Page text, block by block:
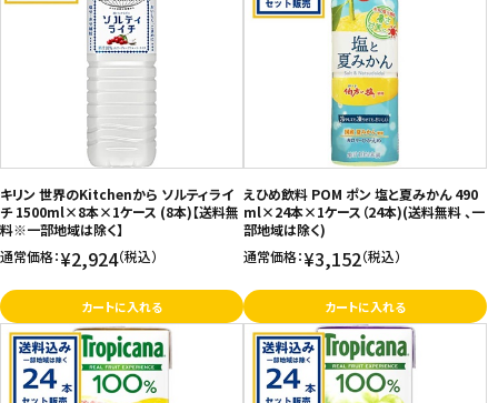
キリン 世界のKitchenから ソルティライ
チ 1500ml×8本×1ケース (8本)【送料無
料※一部地域は除く】
通常価格：¥2,924（税込）
カートに入れる
えひめ飲料 POM ポン 塩と夏みかん 490
ml×24本×1ケース（24本)(送料無料 、一
部地域は除く)
通常価格：¥3,152（税込）
カートに入れる